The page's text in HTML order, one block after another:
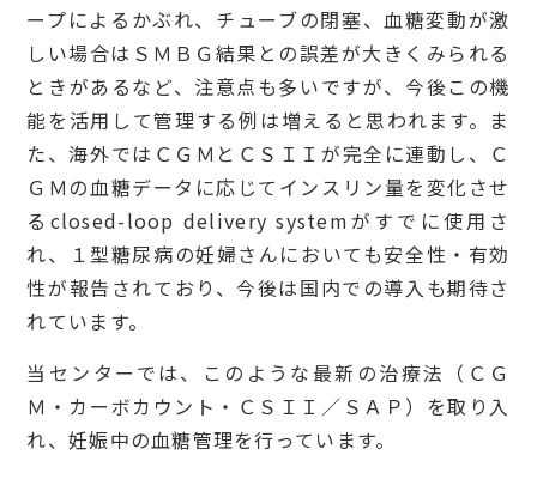
ープによるかぶれ、チューブの閉塞、血糖変動が激
しい場合はＳＭＢＧ結果との誤差が大きくみられる
ときがあるなど、注意点も多いですが、今後この機
能を活用して管理する例は増えると思われます。ま
た、海外ではＣＧＭとＣＳＩＩが完全に連動し、Ｃ
ＧＭの血糖データに応じてインスリン量を変化させ
るclosed-loop delivery systemがすでに使用さ
れ、１型糖尿病の妊婦さんにおいても安全性・有効
性が報告されており、今後は国内での導入も期待さ
れています。
当センターでは、このような最新の治療法（ＣＧ
Ｍ・カーボカウント・ＣＳＩＩ／ＳＡＰ）を取り入
れ、妊娠中の血糖管理を行っています。